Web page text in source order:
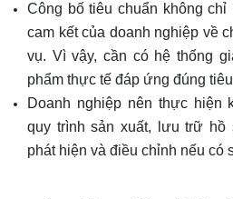
Công bố tiêu chuẩn không
cam kết của doanh nghiệp về
vụ. Vì vậy, cần có hệ thống
phẩm thực tế đáp ứng đúng
Doanh nghiệp nên thực hiện
quy trình sản xuất, lưu trữ
phát hiện và điều chỉnh nếu có